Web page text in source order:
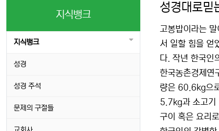
성경대로믿
고봉밥이라는
서 일할 힘을 얻
다. 작년 한국인
한국농촌경제연
량은 60.6kg으
5.7kg과 소고기
구이 혹은 요리
지식뱅크
지식뱅크
성경
성경 주석
문제의 구절들